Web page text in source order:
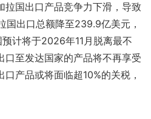
拉国出口产品竞争力下滑，导致
国出口总额降至239.9亿美元，
计将于2026年11月脱离最不
口至发达国家的产品将不再享受
产品或将面临超10%的关税，